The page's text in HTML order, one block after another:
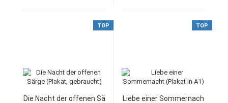
TOP
Die Nacht der offenen Sä
TOP
Liebe einer Sommernach